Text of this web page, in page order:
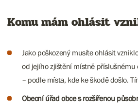
Komu mám ohlásit
Jako poškozený musíte ohlásit
od jejího zjištění místně příslušnému
– podle místa, kde ke škodě došlo.
Obecní úřad obce s rozšířenou